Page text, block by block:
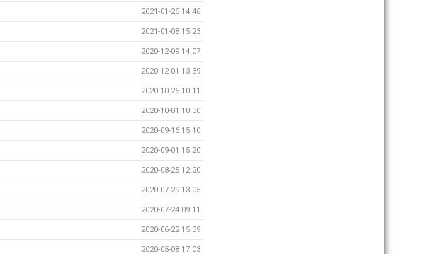
2021-01-26 14:46
2021-01-08 15:23
2020-12-09 14:07
2020-12-01 13:39
2020-10-26 10:11
2020-10-01 10:30
2020-09-16 15:10
2020-09-01 15:20
2020-08-25 12:20
2020-07-29 13:05
2020-07-24 09:11
2020-06-22 15:39
2020-05-08 17:03